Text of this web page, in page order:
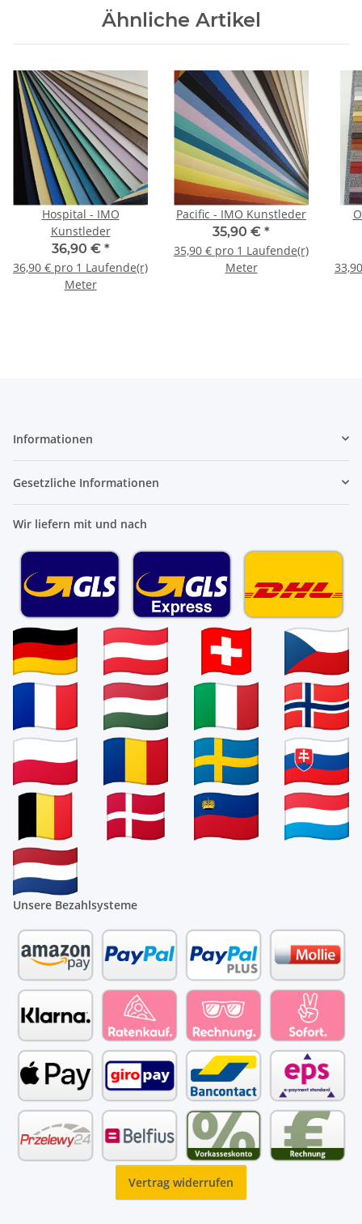
Ähnliche Artikel
Hospital - IMO
Kunstleder
36,90 € *
36,90 € pro 1 Laufende(r)
Meter
Pacific - IMO Kunstleder
35,90 € *
35,90 € pro 1 Laufende(r)
Meter
Informationen
Gesetzliche Informationen
Wir liefern mit und nach
Unsere Bezahlsysteme
Vertrag widerrufen